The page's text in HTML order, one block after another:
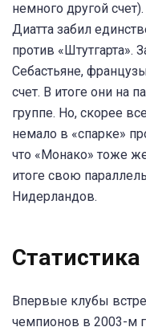
немного другой
Диатта забил
против «Штутгарта».
Себастьяне,
счет. В итоге они на
группе. Но, скорее
немало в «спарке»
что «Монако» тоже
итоге свою
Нидерландов.
Впервые клубы
чемпионов в 2003-м